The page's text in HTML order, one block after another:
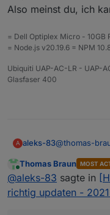
Also meinst du, ich
= Dell Optiplex Micro - 10GB
= Node.js v20.19.6 = NPM
Ubiquiti UAP-AC-LR - UAP-
Glasfaser 400
A aleks-83@thomas-
@aleks-83
ioBroker
Das war mir
Online
Thomas Braun MOST
@aleks-83 sagte in
richtig updaten -